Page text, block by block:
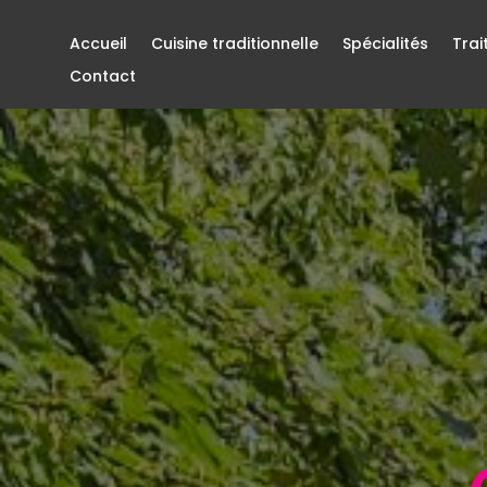
Accueil Cuisine traditionnelle Spécialités
Contact